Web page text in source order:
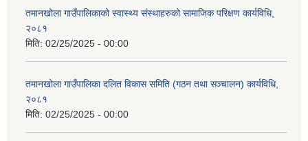
तमानखोला गाउँपालिकाको स्वास्थ्य संस्थाहरुको सामाजिक परिक्षण कार्यविधि,
२०८१
मिति: 02/25/2025 - 00:00
तमानखोला गाउँपालिका दलित विकास समिति (गठन तथा सञ्चालन) कार्यविधि,
२०८१
मिति: 02/25/2025 - 00:00